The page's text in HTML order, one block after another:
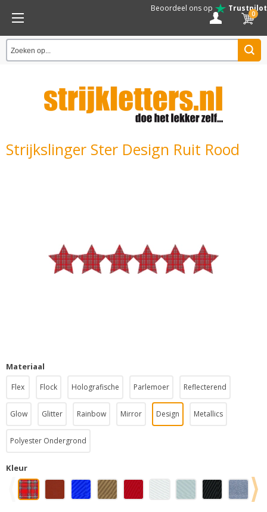
Beoordeel ons op Trustpilot
0
Strijkslinger Ster Design Ruit Rood
Materiaal
Flex Flock Holografische Parlemoer Reflecterend
Glow Glitter Rainbow Mirror Design Metallics
Polyester Ondergrond
Kleur